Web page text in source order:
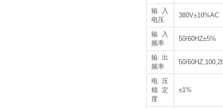
输入
电压
380V±10%AC
输入
频率
50/60HZ±5%
输出
频率
50/
电压
稳定
度
≤1%